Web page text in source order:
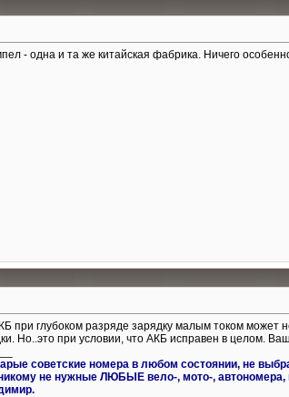
- одна и та же китайская фабрика. Ничего
при глубоком разряде зарядку малым током
Но..это при условии, что АКБ исправен в целом.
советские номера в любом состоянии, не
не нужные ЛЮБЫЕ вело-, мото-, автономера,